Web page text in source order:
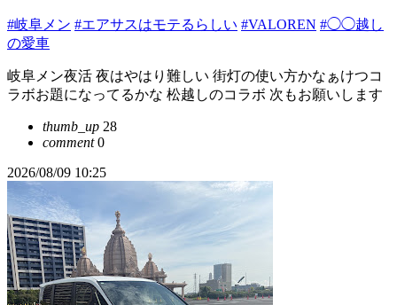
#岐阜メン #エアサスはモテるらしい #VALOREN #◯◯越し
の愛車
岐阜メン夜活 夜はやはり難しい 街灯の使い方かなぁけつコ
ラボお題になってるかな 松越しのコラボ 次もお願いします
thumb_up 28
comment0
2026/08/09 10:25